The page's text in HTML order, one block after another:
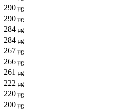
290 µg
290 µg
284 µg
284 µg
267 µg
266 µg
261 µg
222 µg
220 µg
200 µg